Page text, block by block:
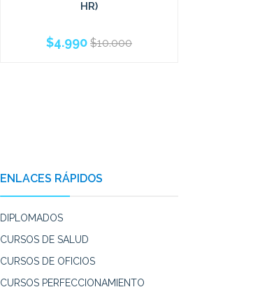
HR)
$4.990 $10.000
ENLACES RÁPIDOS
DIPLOMADOS
CURSOS DE SALUD
CURSOS DE OFICIOS
CURSOS PERFECCIONAMIENTO